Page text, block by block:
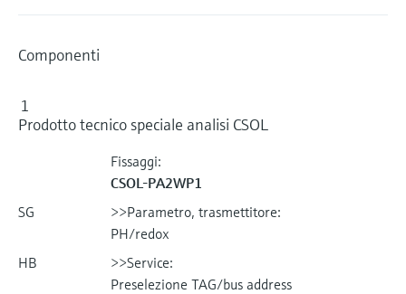
Componenti
1
Prodotto tecnico speciale analisi CSOL
Fissaggi:
CSOL-PA2WP1
>>Parametro, trasmettitore:
SG
PH/redox
>>Service:
HB
Preselezione TAG/bus address